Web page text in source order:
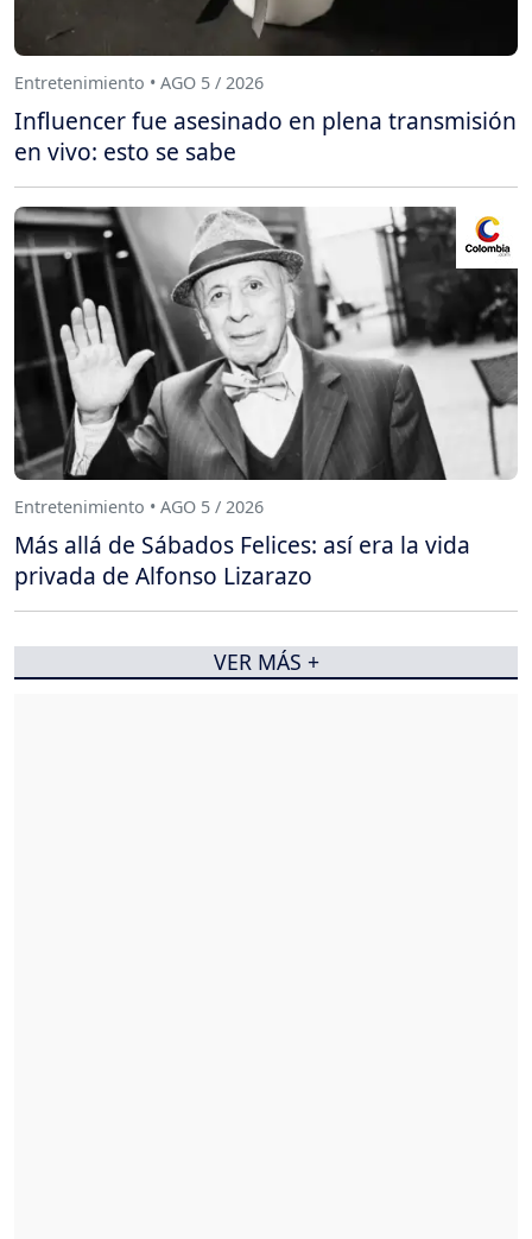
Entretenimiento • AGO 5 / 2026
Influencer fue asesinado en plena transmisión
en vivo: esto se sabe
Entretenimiento • AGO 5 / 2026
Más allá de Sábados Felices: así era la vida
privada de Alfonso Lizarazo
VER MÁS +